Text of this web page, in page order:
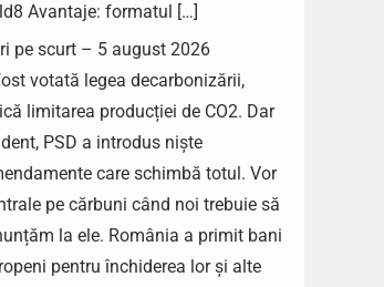
Avantaje: formatul […]
pe scurt – 5 august 2026
votată legea decarbonizării,
limitarea producției de CO2. Dar
PSD a introdus niște
care schimbă totul. Vor
pe cărbuni când noi trebuie să
la ele. România a primit bani
pentru închiderea lor și alte